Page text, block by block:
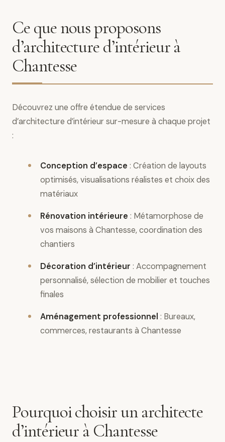
Ce que nous proposons
d’architecture d’intérieur à
Chantesse
Découvrez une offre étendue de services
d’architecture d’intérieur sur-mesure à chaque projet
:
Conception d’espace : Création de layouts
optimisés, visualisations réalistes et choix des
matériaux
Rénovation intérieure : Métamorphose de
vos maisons à Chantesse, coordination des
chantiers
Décoration d’intérieur : Accompagnement
personnalisé, sélection de mobilier et touches
finales
Aménagement professionnel : Bureaux,
commerces, restaurants à Chantesse
Pourquoi choisir un architecte
d’intérieur à Chantesse